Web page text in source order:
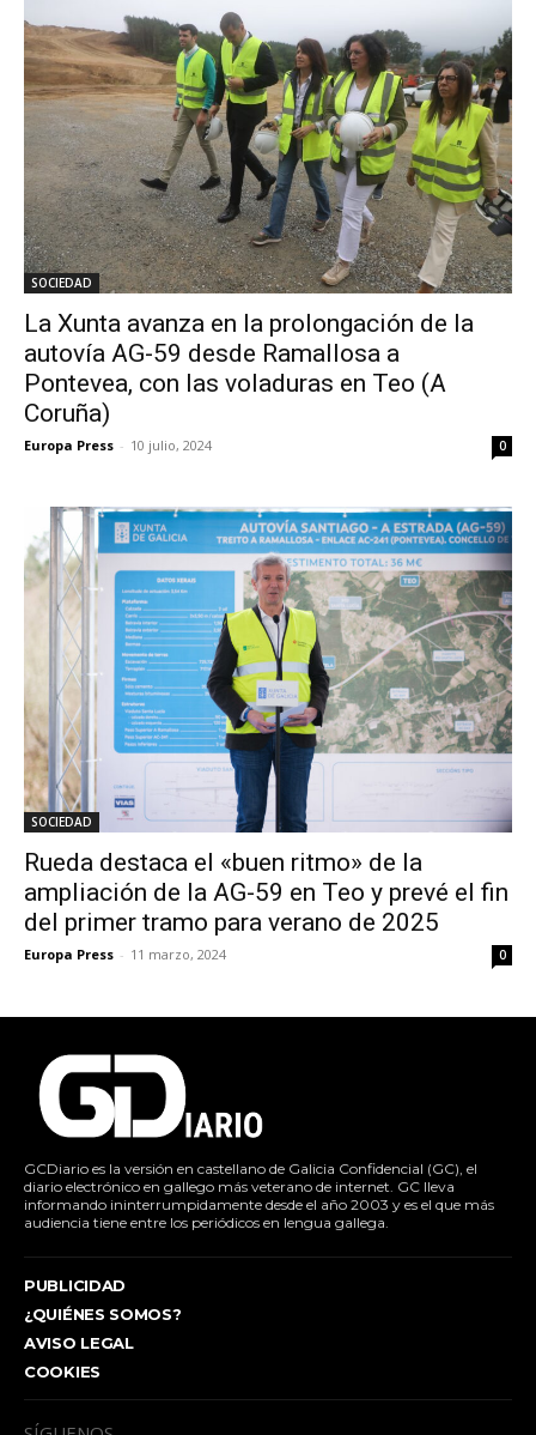
SOCIEDAD
La Xunta avanza en la prolongación de la
autovía AG-59 desde Ramallosa a
Pontevea, con las voladuras en Teo (A
Coruña)
Europa Press - 10 julio, 2024 0
SOCIEDAD
Rueda destaca el «buen ritmo» de la
ampliación de la AG-59 en Teo y prevé el fin
del primer tramo para verano de 2025
Europa Press - 11 marzo, 2024 0
GCDiario es la versión en castellano de Galicia Confidencial (GC), el
diario electrónico en gallego más veterano de internet. GC lleva
informando ininterrumpidamente desde el año 2003 y es el que más
audiencia tiene entre los periódicos en lengua gallega.
PUBLICIDAD
¿QUIÉNES SOMOS?
AVISO LEGAL
COOKIES